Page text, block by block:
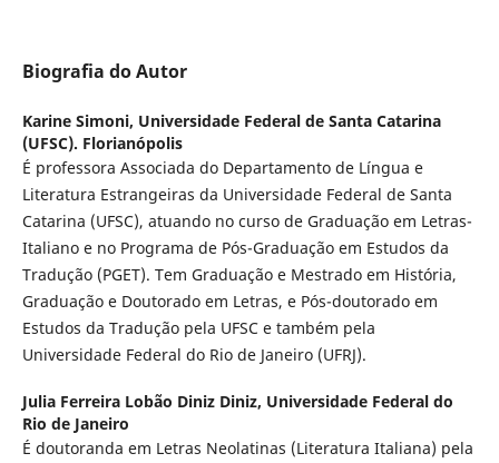
Biografia do Autor
Karine Simoni, Universidade Federal de Santa Catarina
(UFSC). Florianópolis
É professora Associada do Departamento de Língua e
Literatura Estrangeiras da Universidade Federal de Santa
Catarina (UFSC), atuando no curso de Graduação em Letras-
Italiano e no Programa de Pós-Graduação em Estudos da
Tradução (PGET). Tem Graduação e Mestrado em História,
Graduação e Doutorado em Letras, e Pós-doutorado em
Estudos da Tradução pela UFSC e também pela
Universidade Federal do Rio de Janeiro (UFRJ).
Julia Ferreira Lobão Diniz Diniz, Universidade Federal do
Rio de Janeiro
É doutoranda em Letras Neolatinas (Literatura Italiana) pela